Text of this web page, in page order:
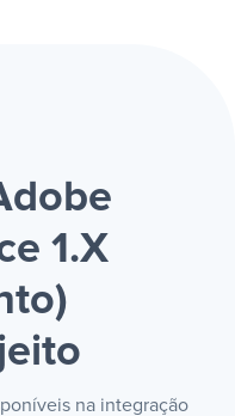
1.X
na integração